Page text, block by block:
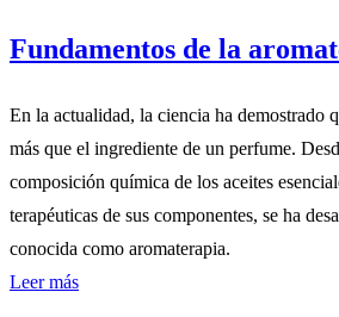
Fundamentos de la
En la actualidad, la ciencia ha demostrado
más que el ingrediente de un perfume.
composición química de los aceites
terapéuticas de sus componentes, se ha
conocida como aromaterapia.
Leer más